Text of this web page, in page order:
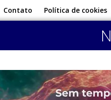
Contato Política de cookies